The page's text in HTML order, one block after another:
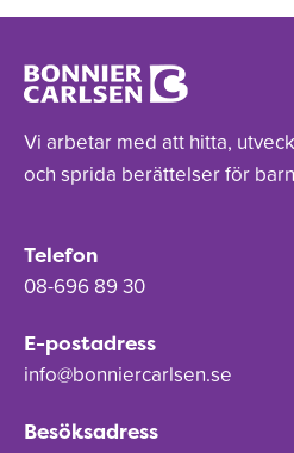
Vi arbetar med att hitta,
och sprida berättelser för
Telefon
08-696 89 30
E-postadress
info@bonniercarlsen.se
Besöksadress